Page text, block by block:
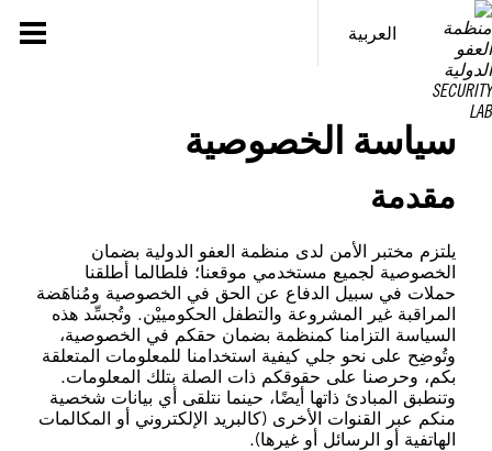
العربية
تخطى
إلى
المحتوى
سياسة الخصوصية
مقدمة
يلتزم مختبر الأمن لدى منظمة العفو الدولية بضمان
الخصوصية لجميع مستخدمي موقعنا؛ فلطالما أطلقنا
حملات في سبيل الدفاع عن الحق في الخصوصية ومُناهَضة
المراقبة غير المشروعة والتطفل الحكومييْن. وتُجسِّد هذه
السياسة التزامنا كمنظمة بضمان حقكم في الخصوصية،
وتُوضِح على نحو جلي كيفية استخدامنا للمعلومات المتعلقة
بكم، وحرصنا على حقوقكم ذات الصلة بتلك المعلومات.
وتنطبق المبادئ ذاتها أيضًا، حينما نتلقى أي بيانات شخصية
منكم عبر القنوات الأخرى (كالبريد الإلكتروني أو المكالمات
الهاتفية أو الرسائل أو غيرها).